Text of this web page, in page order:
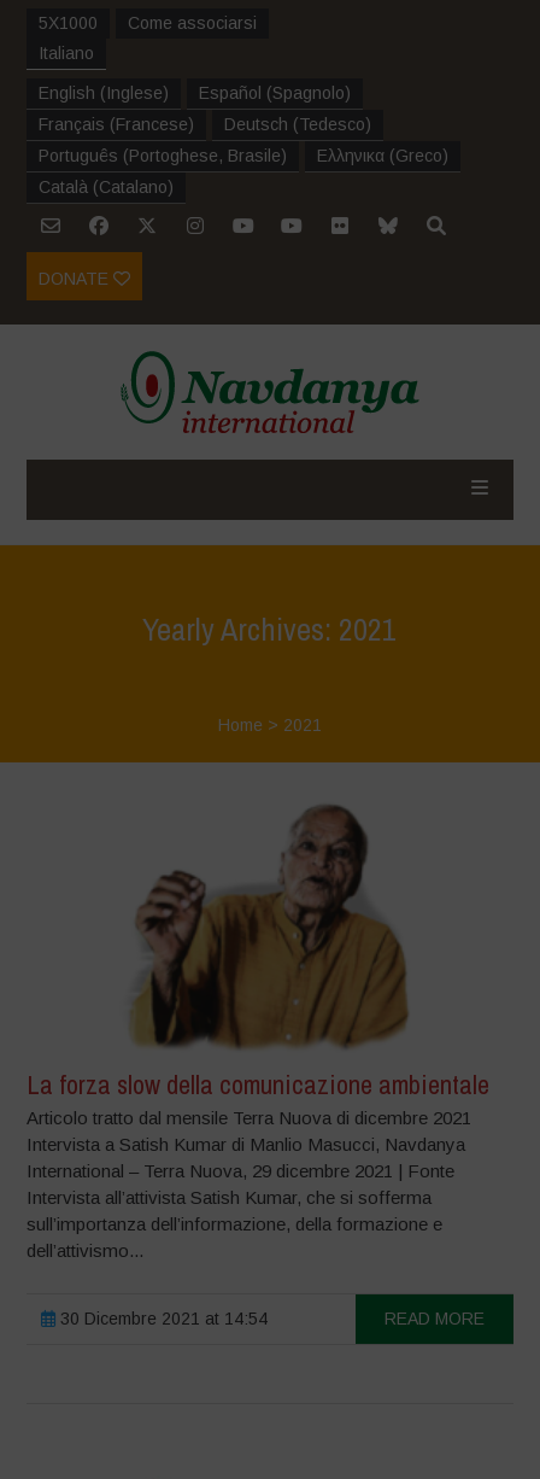
5X1000
Come associarsi
Italiano
English (Inglese) Español (Spagnolo)
Français (Francese) Deutsch (Tedesco)
Português (Portoghese, Brasile) Ελληνικα (Greco)
Català (Catalano)
DONATE
Yearly Archives: 2021
Home > 2021
La forza slow della comunicazione ambientale
Articolo tratto dal mensile Terra Nuova di dicembre 2021
Intervista a Satish Kumar di Manlio Masucci, Navdanya
International – Terra Nuova, 29 dicembre 2021 | Fonte
Intervista all’attivista Satish Kumar, che si sofferma
sull’importanza dell’informazione, della formazione e
dell’attivismo...
30 Dicembre 2021 at 14:54 READ MORE